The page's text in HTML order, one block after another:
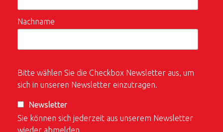
Nachname
Bitte wählen Sie die Checkbox Newsletter aus, um
sich in unseren Newsletter einzutragen.
Newsletter
Sie können sich jederzeit aus unserem Newsletter
wieder abmelden.